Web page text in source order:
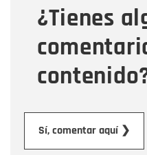
¿Tienes
Sí, comentar aquí ❯
Mensaje